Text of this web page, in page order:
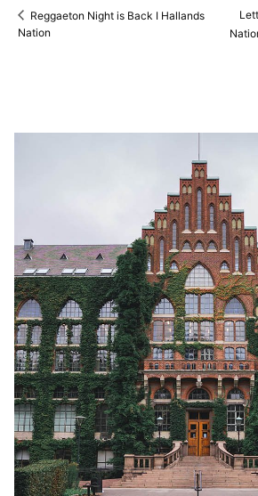
Reggaeton Night is Back I Hallands
Nation